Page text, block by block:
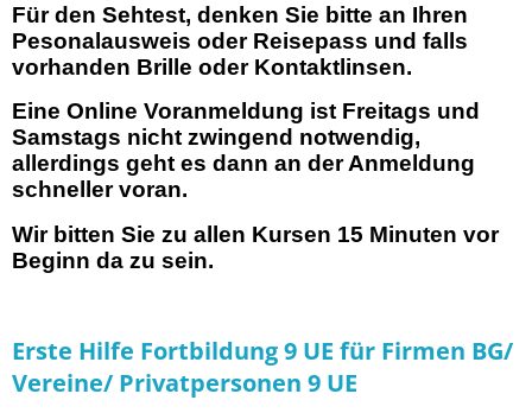
Für den Sehtest, denken Sie bitte an Ihren
Pesonalausweis oder Reisepass und falls
vorhanden Brille oder Kontaktlinsen.
Eine Online Voranmeldung ist Freitags und
Samstags nicht zwingend notwendig,
allerdings geht es dann an der Anmeldung
schneller voran.
Wir bitten Sie zu allen Kursen 15 Minuten vor
Beginn da zu sein.
Erste Hilfe Fortbildung 9 UE für Firmen BG/
Vereine/ Privatpersonen 9 UE